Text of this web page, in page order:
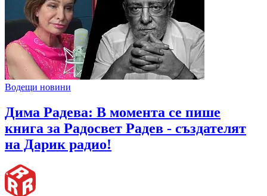
Водещи новини
Дима Радева: В момента се пише
книга за Радосвет Радев - създателят
на Дарик радио!